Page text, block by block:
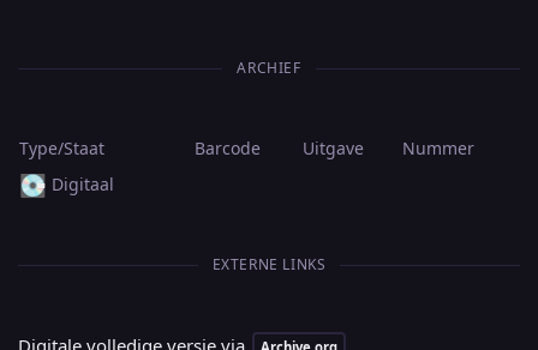
ARCHIEF
Type/Staat Barcode Uitgave Nummer
💽 Digitaal
EXTERNE LINKS
Digitale volledige versie via Archive.org